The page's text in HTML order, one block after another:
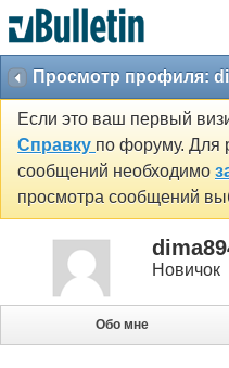
Просмотр профиля:
Если это ваш первый
Справку по форуму. Для
сообщений необходимо
просмотра сообщений
Новичок
Обо мне